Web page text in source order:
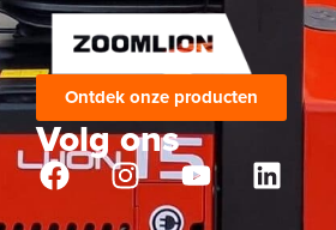
Ontdek onze producten
Volg ons